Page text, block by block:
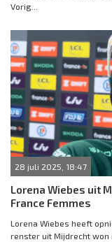
Vorig...
28 juli 2025, 18:47
Lorena Wiebes uit
France Femmes
Lorena Wiebes heeft
renster uit Mijdrecht won